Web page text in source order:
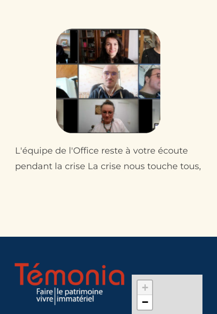
L'équipe de l'Office reste à votre écoute
pendant la crise La crise nous touche tous,
+
−